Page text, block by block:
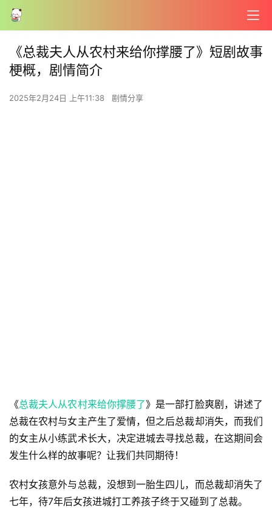
《总裁夫人从农村来给你撑腰了》短剧故事
梗概，剧情简介
2025年2月24日 上午11:38 剧情分享
《总裁夫人从农村来给你撑腰了》是一部打脸爽剧，讲述了
总裁在农村与女主产生了爱情，但之后总裁却消失，而我们
的女主从小练武术长大，决定进城去寻找总裁，在这期间会
发生什么样的故事呢？让我们共同期待！
农村女孩意外与总裁，没想到一胎生四儿，而总裁却消失了
七年，待7年后女孩进城打工养孩子终于又碰到了总裁。